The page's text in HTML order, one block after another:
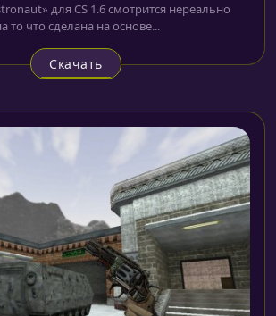
для CS 1.6 смотрится нереально
то что сделана на основе...
Скачать